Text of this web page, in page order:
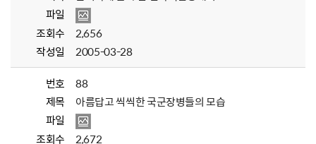
파일
조회수
2,656
작성일
2005-03-28
번호
88
제목
아름답고 씩씩한 국군장병들의 모습
파일
조회수
2,672